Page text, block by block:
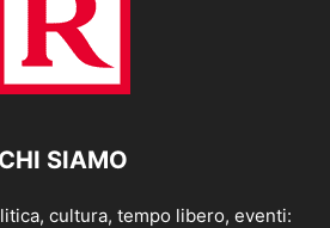
CHI SIAMO
cultura, tempo libero, eventi: